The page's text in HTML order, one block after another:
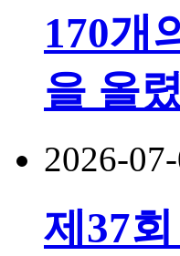
170개
을 올
2026-
제37